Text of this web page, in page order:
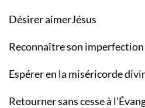
Désirer aimerJésus
Reconnaître son imperfection
Espérer en la miséricorde
Retourner sans cesse à